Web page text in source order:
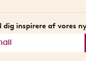
dig inspirere af vores